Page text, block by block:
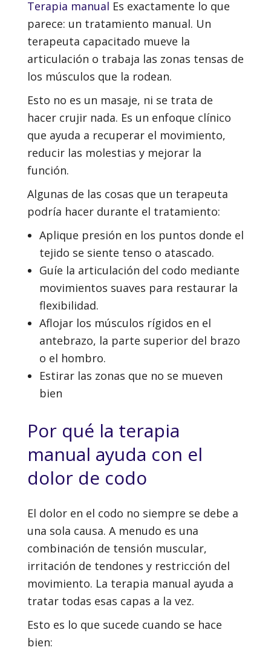
Terapia manual Es exactamente lo que
parece: un tratamiento manual. Un
terapeuta capacitado mueve la
articulación o trabaja las zonas tensas de
los músculos que la rodean.
Esto no es un masaje, ni se trata de
hacer crujir nada. Es un enfoque clínico
que ayuda a recuperar el movimiento,
reducir las molestias y mejorar la
función.
Algunas de las cosas que un terapeuta
podría hacer durante el tratamiento:
Aplique presión en los puntos donde el
tejido se siente tenso o atascado.
Guíe la articulación del codo mediante
movimientos suaves para restaurar la
flexibilidad.
Aflojar los músculos rígidos en el
antebrazo, la parte superior del brazo
o el hombro.
Estirar las zonas que no se mueven
bien
Por qué la terapia
manual ayuda con el
dolor de codo
El dolor en el codo no siempre se debe a
una sola causa. A menudo es una
combinación de tensión muscular,
irritación de tendones y restricción del
movimiento. La terapia manual ayuda a
tratar todas esas capas a la vez.
Esto es lo que sucede cuando se hace
bien: